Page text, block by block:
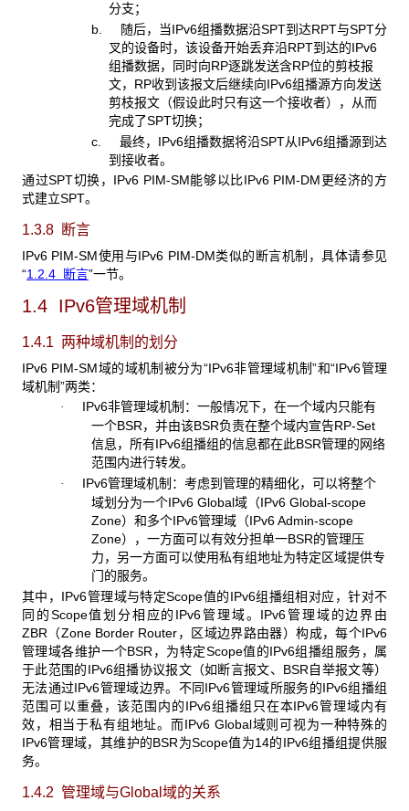
分支；
b. 随后，当IPv6组播数据沿SPT到达RPT与SPT分
叉的设备时，该设备开始丢弃沿RPT到达的IPv6
组播数据，同时向RP逐跳发送含RP位的剪枝报
文，RP收到该报文后继续向IPv6组播源方向发送
剪枝报文（假设此时只有这一个接收者），从而
完成了SPT切换；
c. 最终，IPv6组播数据将沿SPT从IPv6组播源到达
到接收者。
通过SPT切换，IPv6 PIM-SM能够以比IPv6 PIM-DM更经济的方
式建立SPT。
1.3.8 断言
IPv6 PIM-SM使用与IPv6 PIM-DM类似的断言机制，具体请参见
“1.2.4 断言”一节。
1.4 IPv6管理域机制
1.4.1 两种域机制的划分
IPv6 PIM-SM域的域机制被分为“IPv6非管理域机制”和“IPv6管理
域机制”两类：
· IPv6非管理域机制：一般情况下，在一个域内只能有
一个BSR，并由该BSR负责在整个域内宣告RP-Set
信息，所有IPv6组播组的信息都在此BSR管理的网络
范围内进行转发。
· IPv6管理域机制：考虑到管理的精细化，可以将整个
域划分为一个IPv6 Global域（IPv6 Global-scope
Zone）和多个IPv6管理域（IPv6 Admin-scope
Zone），一方面可以有效分担单一BSR的管理压
力，另一方面可以使用私有组地址为特定区域提供专
门的服务。
其中，IPv6管理域与特定Scope值的IPv6组播组相对应，针对不
同的Scope值划分相应的IPv6管理域。IPv6管理域的边界由
ZBR（Zone Border Router，区域边界路由器）构成，每个IPv6
管理域各维护一个BSR，为特定Scope值的IPv6组播组服务，属
于此范围的IPv6组播协议报文（如断言报文、BSR自举报文等）
无法通过IPv6管理域边界。不同IPv6管理域所服务的IPv6组播组
范围可以重叠，该范围内的IPv6组播组只在本IPv6管理域内有
效，相当于私有组地址。而IPv6 Global域则可视为一种特殊的
IPv6管理域，其维护的BSR为Scope值为14的IPv6组播组提供服
务。
1.4.2 管理域与Global 域的关系